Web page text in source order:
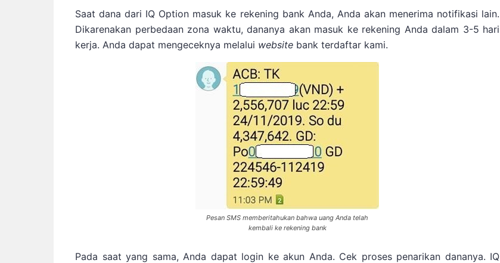
Saat dana dari IQ Option masuk ke rekening bank Anda, Anda akan menerima notifikasi lain.
Dikarenakan perbedaan zona waktu, dananya akan masuk ke rekening Anda dalam 3-5 hari
kerja. Anda dapat mengeceknya melalui website bank terdaftar kami.
Pesan SMS memberitahukan bahwa uang Anda telah
kembali ke rekening bank
Pada saat yang sama, Anda dapat login ke akun Anda. Cek proses penarikan dananya. IQ